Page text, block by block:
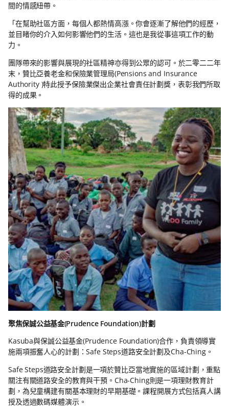
間的情感紐帶。
「在幫助社區方面，每個人都熱情高漲。你會逐漸了解他們的經歷，
並目睹你的介入如何影響他們的生活。這也是我從事這項工作的動
力。
團隊帶來的影響與展現的社區精神亦得到公眾的認可。於二零二二年
末，贊比亞養老金和保險業管理局(Pensions and Insurance
Authority )特此授予保險業傑出企業社會責任計劃獎，表彰我們所取
得的成果。
聚焦保誠公益基金(Prudence Foundation)計劃
Kasuba與保誠公益基金(Prudence Foundation)合作，負責領導實
施兩項振奮人心的計劃：Safe Steps道路安全計劃及Cha-Ching。
Safe Steps道路安全計劃是一項於贊比亞當地實施的區域計劃，重點
關注有關道路安全的教育與干預。Cha-Ching則是一項理財教育計
劃，為兒童構建有關基本理財的早期基礎。課程開展方式包括真人講
授及透過數碼媒體演示。